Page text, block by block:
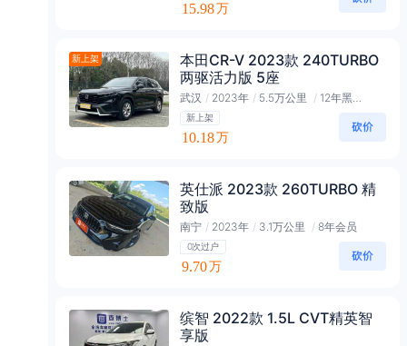
15.98万
新上架
本田CR-V 2023款 240TURBO
两驱活力版 5座
武汉 / 2023年 / 5.5万公里 / 12年黑金会员
新上架
10.18万
英仕派 2023款 260TURBO 精
致版
南宁 / 2023年 / 3.1万公里 / 8年会员
0次过户
9.70万
缤智 2022款 1.5L CVT精英智
享版